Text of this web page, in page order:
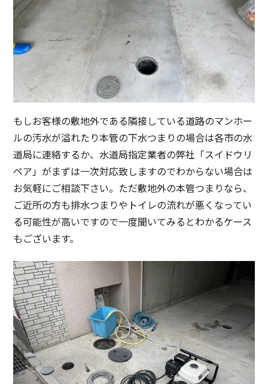
もしお客様の敷地外である隣接している道路のマンホー
ルの汚水が溢れたり本管の下水つまりの場合は各市の水
道局に連絡するか、水道局指定業者の弊社「スイドウリ
ペア」がまずは一次対応致しますのでわからない場合は
お気軽にご相談下さい。ただ敷地外の本管つまりなら、
ご近所の方も排水つまりやトイレの流れが悪くなってい
る可能性が高いですので一度聞いてみるとわかるケース
もございます。